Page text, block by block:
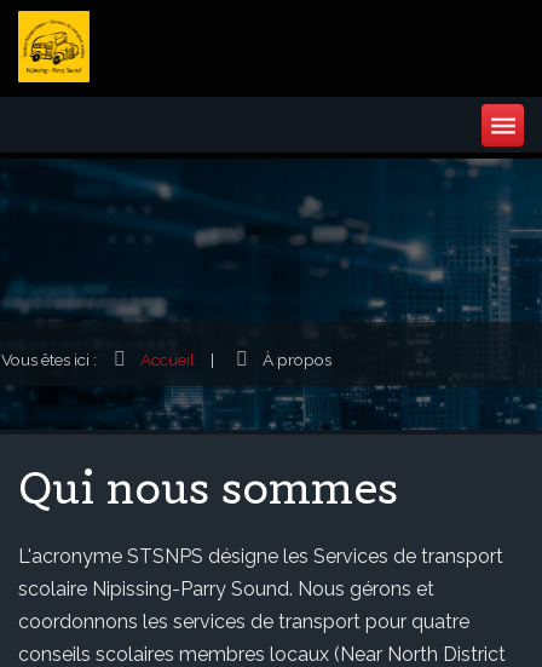
Vous êtes ici : Accueil | À propos
Qui nous sommes
L'acronyme STSNPS désigne les Services de transport
scolaire Nipissing-Parry Sound. Nous gérons et
coordonnons les services de transport pour quatre
conseils scolaires membres locaux (Near North District